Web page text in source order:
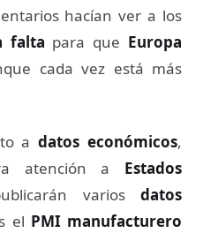
hacían ver a los
falta para que Europa
cada vez está más
adatos económicos,
atención a Estados
varios datos
el PMI manufacturero